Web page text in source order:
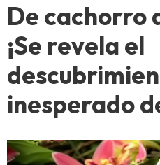
De cachorro
¡Se revela el
inesperado